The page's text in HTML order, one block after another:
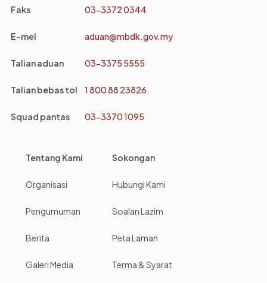
Faks 03-3372 0344
E-mel aduan@mbdk.gov.my
Talian aduan 03-3375 5555
Talian bebas tol 1 800 88 23826
Squad pantas 03-3370 1095
Tentang Kami
Organisasi
Pengumuman
Berita
Galeri Media
Sokongan
Hubungi Kami
Soalan Lazim
Peta Laman
Terma & Syarat